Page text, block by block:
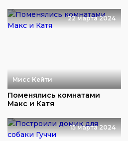
22 марта 2024
Мисс Кейти
Поменялись комнатами
Макс и Катя
15 марта 2024